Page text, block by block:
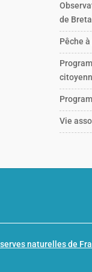
de
Pêche à
Vie
naturelles de